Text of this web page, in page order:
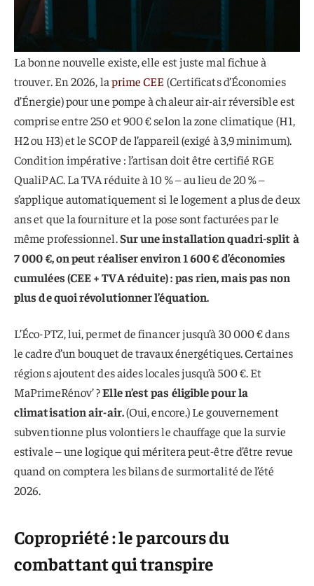
La bonne nouvelle existe, elle est juste mal fichue à
trouver. En 2026, laprime CEE (Certificats d’Économies
d’Énergie) pour une pompe à chaleur air-air réversible est
comprise entre 250 et 900 € selon la zone climatique (H1,
H2 ou H3) et le SCOP de l’appareil (exigé à 3,9 minimum).
Condition impérative : l’artisan doit être certifié RGE
QualiPAC. La TVA réduite à 10 % – au lieu de 20 % –
s’applique automatiquement si le logement a plus de deux
ans et que la fourniture et la pose sont facturées par le
même professionnel.Sur une installation quadri-split à
7 000 €, on peut réaliser environ 1 600 € d’économies
cumulées (CEE + TVA réduite) : pas rien, mais pas non
plus de quoi révolutionner l’équation.
L’Éco-PTZ, lui, permet de financer jusqu’à 30 000 € dans
le cadre d’un bouquet de travaux énergétiques. Certaines
régions ajoutent des aides locales jusqu’à 500 €. Et
MaPrimeRénov’ ?Elle n’est pas éligible pour la
climatisation air-air.(Oui, encore.) Le gouvernement
subventionne plus volontiers le chauffage que la survie
estivale – une logique qui méritera peut-être d’être revue
quand on comptera les bilans de surmortalité de l’été
2026.
Copropriété : le parcours du
combattant qui transpire